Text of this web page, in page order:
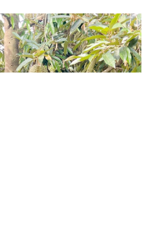
Quân sự - Quốc phòng